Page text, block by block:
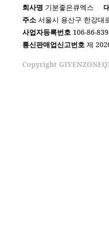
회사명 기분좋은큐엑스
주소 서울시 용산구 한강대
사업자등록번호 106-86-
통신판매업신고번호 제
Copyright